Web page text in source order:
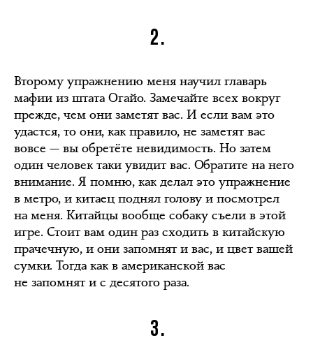
2.
Второму упражнению меня научил главарь
мафии из штата Огайо. Замечайте всех вокруг
прежде, чем они заметят вас. И если вам это
удастся, то они, как правило, не заметят вас
вовсе — вы обретёте невидимость. Но затем
один человек таки увидит вас. Обратите на него
внимание. Я помню, как делал это упражнение
в метро, и китаец поднял голову и посмотрел
на меня. Китайцы вообще собаку съели в этой
игре. Стоит вам один раз сходить в китайскую
прачечную, и они запомнят и вас, и цвет вашей
сумки. Тогда как в американской вас
не запомнят и с десятого раза.
3.